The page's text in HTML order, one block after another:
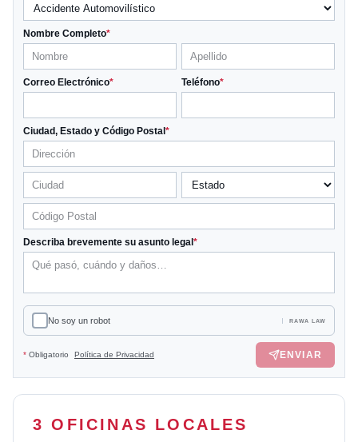
Nombre Completo*
Correo Electrónico* Teléfono*
Ciudad, Estado y Código Postal *
Describa brevemente su asunto legal *
No soy un robot RAWA LAW
* Obligatorio Política de Privacidad ENVIAR
3 OFICINAS LOCALES